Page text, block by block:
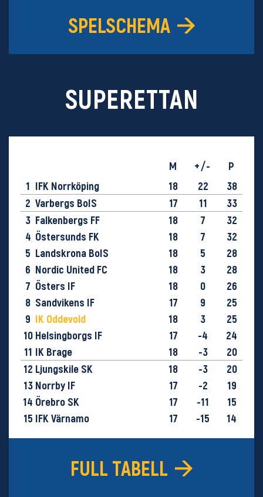
SPELSCHEMA
SUPERETTAN
M +/-
P
1 IFK Norrköping 18 22
38
2 Varbergs BoIS 17 11
33
3 Falkenbergs FF 18 7
32
4 Östersunds FK 18 7
32
5 Landskrona BoIS 18 5
28
6 Nordic United FC 18 3
28
7 Östers IF 18 0
26
8 Sandvikens IF 17 9
25
9 IK Oddevold 18 3
25
10 Helsingborgs IF 17 -4
24
11 IK Brage 18 -3
20
12 Ljungskile SK 18 -3
20
13 Norrby IF 17 -2
19
14 Örebro SK 17 -11
15
15 IFK Värnamo 17 -15
14
FULL TABELL